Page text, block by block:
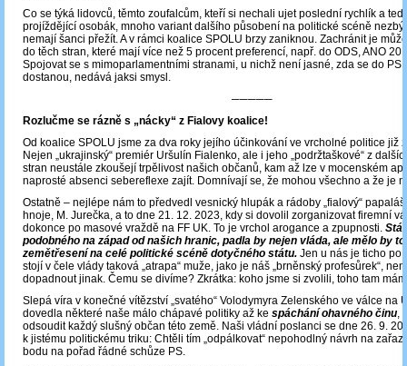
Co se týká lidovců, těmto zoufalcům, kteří si nechali ujet poslední rychlík a
projíždějící osobák, mnoho variant dalšího působení na politické scéně
nemají šanci přežít. A v rámci koalice SPOLU brzy zaniknou. Zachránit je
do těch stran, které mají více než 5 procent preferencí, např. do ODS, ANO
Spojovat se s mimoparlamentními stranami, u nichž není jasné, zda se do PS
dostanou, nedává jaksi smysl.
─────
Rozlučme se rázně s „nácky“ z Fialovy koalice!
Od koalice SPOLU jsme za dva roky jejího účinkování ve vrcholné politice již
Nejen „ukrajinský“ premiér Uršulín Fialenko, ale i jeho „podržtaškové“ z
stran neustále zkoušejí trpělivost našich občanů, kam až lze v mocenském
naprosté absenci sebereflexe zajít. Domnívají se, že mohou všechno a že je
Ostatně – nejlépe nám to předvedl vesnický hlupák a rádoby „fialový“
hnoje, M. Jurečka, a to dne 21. 12. 2023, kdy si dovolil zorganizovat firemní
dokonce po masové vraždě na FF UK. To je vrchol arogance a zpupnosti.
podobného na západ od našich hranic, padla by nejen vláda, ale mělo by
zemětřesení na celé politické scéně dotyčného státu. Jen u nás je ticho po
stojí v čele vlády taková „atrapa“ muže, jako je náš „brněnský profesůrek“,
dopadnout jinak. Čemu se divíme? Zkrátka: koho jsme si zvolili, toho tam
Slepá víra v konečné vítězství „svatého“ Volodymyra Zelenského ve válce na
dovedla některé naše málo chápavé politiky až ke spáchání ohavného činu,
odsoudit každý slušný občan této země. Naši vládní poslanci se dne 26. 9.
k jistému politickému triku: Chtěli tím „odpálkovat“ nepohodlný návrh na
bodu na pořad řádné schůze PS.